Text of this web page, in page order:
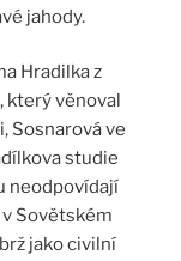
jahody.
Hradilka z
který věnoval
Sosnarová ve
studie
neodpovídají
Sovětském
jako civilní